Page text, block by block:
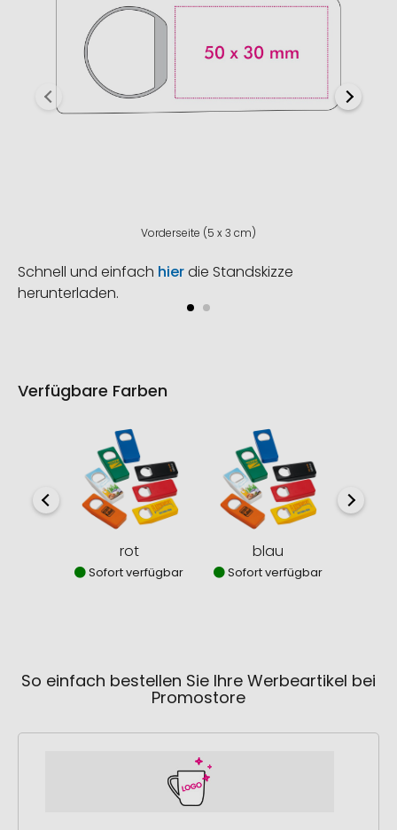
Vorderseite (5 x 3 cm)
Schnell und einfach hierdie Standskizze
herunterladen.
Verfügbare Farben
rot
Sofort verfügbar
blau
Sofort verfügbar
So einfach bestellen Sie Ihre Werbeartikel bei
Promostore